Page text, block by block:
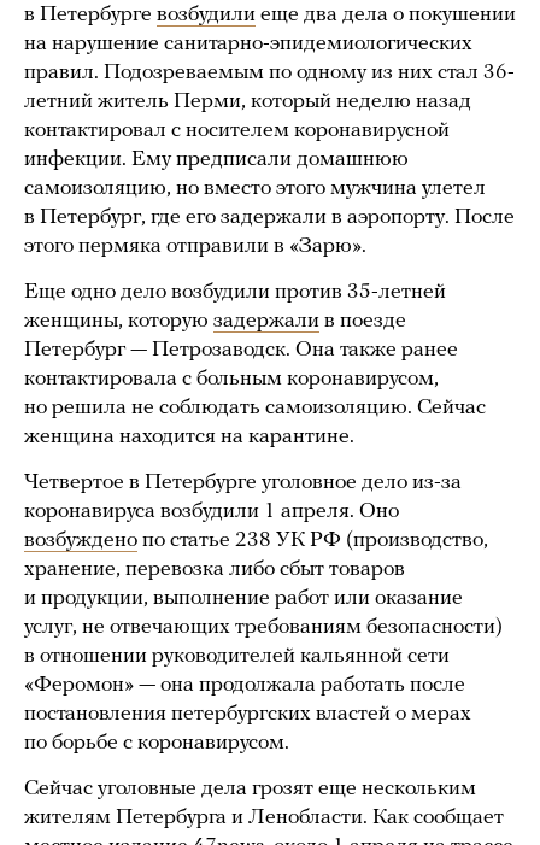
в Петербурге возбудили еще два дела о покушении
на нарушение санитарно-эпидемиологических
правил. Подозреваемым по одному из них стал 36-
летний житель Перми, который неделю назад
контактировал с носителем коронавирусной
инфекции. Ему предписали домашнюю
самоизоляцию, но вместо этого мужчина улетел
в Петербург, где его задержали в аэропорту. После
этого пермяка отправили в «Зарю».
Еще одно дело возбудили против 35-летней
женщины, которую задержали в поезде
Петербург — Петрозаводск. Она также ранее
контактировала с больным коронавирусом,
но решила не соблюдать самоизоляцию. Сейчас
женщина находится на карантине.
Четвертое в Петербурге уголовное дело из-за
коронавируса возбудили 1 апреля. Оно
возбуждено по статье 238 УК РФ (производство,
хранение, перевозка либо сбыт товаров
и продукции, выполнение работ или оказание
услуг, не отвечающих требованиям безопасности)
в отношении руководителей кальянной сети
«Феромон» — она продолжала работать после
постановления петербургских властей о мерах
по борьбе с коронавирусом.
Сейчас уголовные дела грозят еще нескольким
жителям Петербурга и Ленобласти. Как сообщает